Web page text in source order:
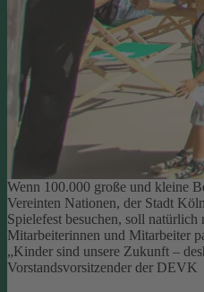
Wenn 100.000 große und kleine
Vereinten Nationen, der Stadt
Spielefest besuchen, soll
Mitarbeiterinnen und Mitarbeiter
„Kinder sind unsere Zukunft –
Vorstandsvorsitzender der DEVK